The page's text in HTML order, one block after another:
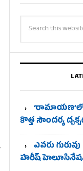
‘రామాయణ’లో
కొత్త సౌందర్య
ఎవరు
హరీష్